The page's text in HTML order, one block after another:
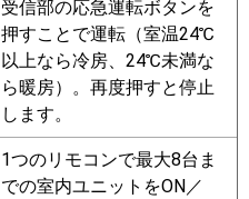
受信部の応急運転ボタンを
押すことで運転（室温24℃
以上なら冷房、24℃未満な
ら暖房）。再度押すと停止
します。
1つのリモコンで最大8台ま
での室内ユニットをON／